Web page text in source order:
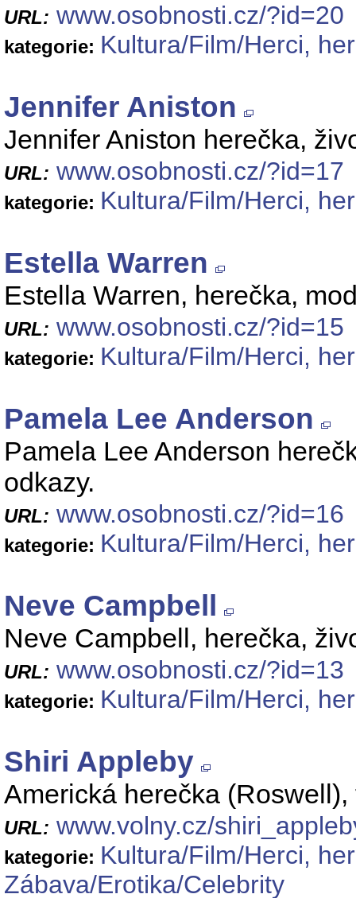
URL: www.osobnosti.cz/?id=20
kategorie: Kultura/Film/Herci,
Jennifer Aniston
Jennifer Aniston herečka,
URL: www.osobnosti.cz/?id=17
kategorie: Kultura/Film/Herci,
Estella Warren
Estella Warren, herečka,
URL: www.osobnosti.cz/?id=15
kategorie: Kultura/Film/Herci,
Pamela Lee Anderson
Pamela Lee Anderson
odkazy.
URL: www.osobnosti.cz/?id=16
kategorie: Kultura/Film/Herci,
Neve Campbell
Neve Campbell, herečka,
URL: www.osobnosti.cz/?id=13
kategorie: Kultura/Film/Herci,
Shiri Appleby
Americká herečka
URL: www.volny.cz/
kategorie: Kultura/Film/Herci,
Zábava/Erotika/Celebrity